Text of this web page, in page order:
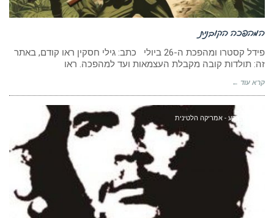
המהפכה הקובנית
פידל קסטרו ומהפכת ה-26 ביולי כתב: גילי חסקין ראו קודם, באתר
זה: תולדות קובה מקבלת העצמאות ועד למהפכה. ראו
קרא עוד ←
חומר רקע - אמריקה הלטינית